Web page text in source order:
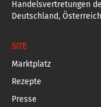
Handelsvertretungen
Deutschland,
SITE
Marktplatz
Rezepte
Presse